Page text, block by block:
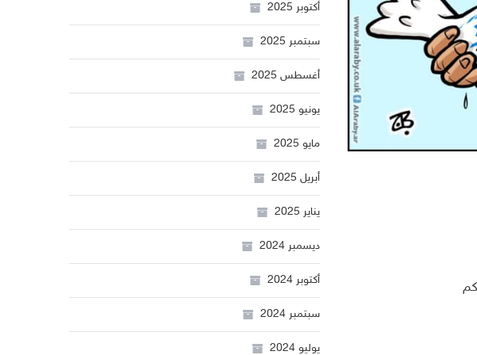
أكتوبر 2025
سبتمبر 2025
أغسطس 2025
يونيو 2025
مايو 2025
أبريل 2025
يناير 2025
ديسمبر 2024
أكتوبر 2024
سبتمبر 2024
يوليو 2024